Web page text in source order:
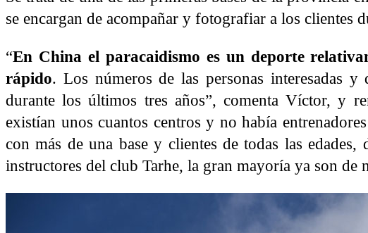
se encargan de acompañar y fotografiar a los clientes
“En China el paracaidismo es un deporte
rápido. Los números de las personas interesadas
durante los últimos tres años”, comenta Víctor, y
existían unos cuantos centros y no había
con más de una base y clientes de todas las
instructores del club Tarhe, la gran mayoría ya son de